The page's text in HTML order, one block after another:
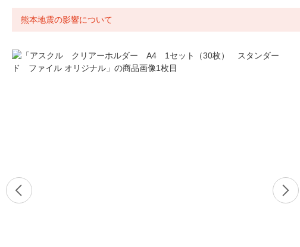
熊本地震の影響について